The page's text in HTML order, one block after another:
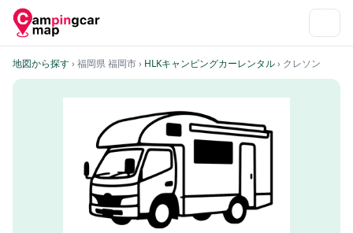
地図から探す› 福岡県 福岡市› HLKキャンピングカーレンタル› クレソン